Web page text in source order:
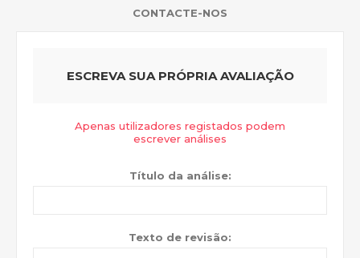
CONTACTE-NOS
ESCREVA SUA PRÓPRIA AVALIAÇÃO
Apenas utilizadores registados podem
escrever análises
Título da análise:
Texto de revisão: